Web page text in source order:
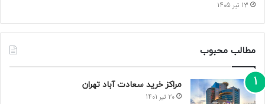
13 تیر 1405
مطالب محبوب
مراکز خرید سعادت‌ آباد تهران
20 تیر 1401